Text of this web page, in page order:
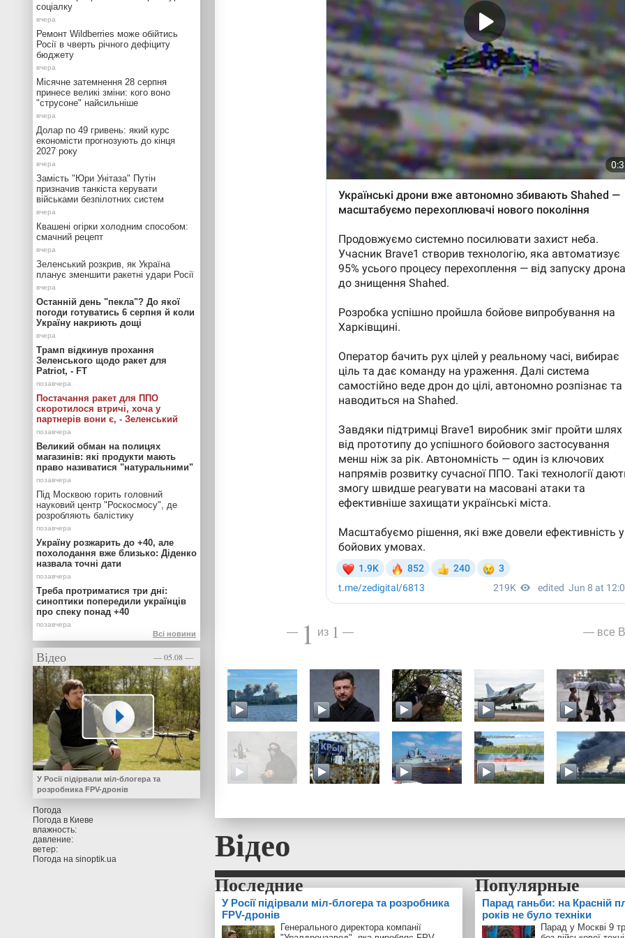
— 1 из 1 — — все
Відео
У Росії підірвали міл-блогера та розробника
FPV-дронів
Генерального директора компанії
Парад ганьби: на Красній
років не було техніки
Парад у Москві 9
соціалку
Ремонт Wildberries може обійтись
Росії в чверть річного дефіциту
бюджету
Місячне затемнення 28 серпня
принесе великі зміни: кого воно
"струсоне" найсильніше
Долар по 49 гривень: який курс
економісти прогнозують до кінця
2027 року
Замість "Юри Унітаза" Путін
призначив танкіста керувати
військами безпілотних систем
Квашені огірки холодним способом:
смачний рецепт
Зеленський розкрив, як Україна
планує зменшити ракетні удари Росії
Останній день "пекла"? До якої
погоди готуватись 6 серпня й коли
Україну накриють дощі
Трамп відкинув прохання
Зеленського щодо ракет для
Patriot, - FT
Постачання ракет для ППО
скоротилося втричі, хоча у
партнерів вони є, - Зеленський
Великий обман на полицях
магазинів: які продукти мають
право називатися "натуральними"
Під Москвою горить головний
науковий центр "Роскосмосу", де
розробляють балістику
Україну розжарить до +40, але
похолодання вже близько: Діденко
назвала точні дати
Треба протриматися три дні:
синоптики попередили українців
про спеку понад +40
Всі новини
Відео — 05.08 —
У Росії підірвали міл-блогера та
розробника FPV-дронів
Погода
Погода в Киеве
влажность:
давление:
ветер:
Погода на sinoptik.ua